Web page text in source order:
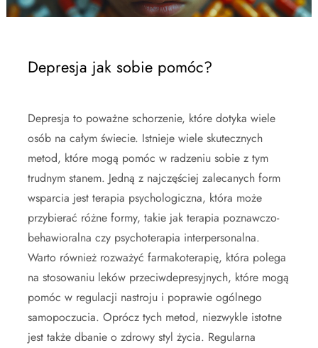
Depresja jak sobie pomóc?
Depresja to poważne schorzenie, które dotyka wiele
osób na całym świecie. Istnieje wiele skutecznych
metod, które mogą pomóc w radzeniu sobie z tym
trudnym stanem. Jedną z najczęściej zalecanych form
wsparcia jest terapia psychologiczna, która może
przybierać różne formy, takie jak terapia poznawczo-
behawioralna czy psychoterapia interpersonalna.
Warto również rozważyć farmakoterapię, która polega
na stosowaniu leków przeciwdepresyjnych, które mogą
pomóc w regulacji nastroju i poprawie ogólnego
samopoczucia. Oprócz tych metod, niezwykle istotne
jest także dbanie o zdrowy styl życia. Regularna